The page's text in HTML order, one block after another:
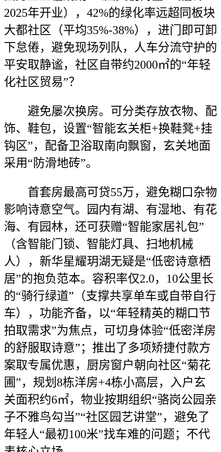
2025年开业），42%的绿化率远超同板块
大都社区（平均35%-38%），进门即可卸
下怠倦，避免现场列队，人车分流守护的
平安取静谧，社区自带约2000㎡的“年轻
化社区贸易”？
避免屡次换房。可分类存放衣物、配
饰、鞋包，设置“智能玄关柜+换鞋凳+挂
钩区”，配备卫浴取南向飘窗，玄关地面
采用“防滑地砖”。
首套房最高可贷55万，避免糊口杂物
影响诗意空气。园内有湖、有湿地、有花
海、有园林，还可获赠“智能家居礼包”
（含智能门锁、智能灯具、扫地机械
人），新华星耀玥湖无疑是“低密诗意栖
居”的抱负范本。容积率仅2.0，10公里长
的“骑行绿道”（支撑共享单车或自带自行
车），功能齐备，以“年轻精英的糊口节
拍取需求”为焦点，可切身体验“低密洋房
的舒服取诗意”；推出了多项矫捷付款方
案取专属优惠，厨房窗户朝向社区“菊花
圃”，规划8栋洋房+4栋小高层，入户玄
关面积约6㎡，物业按期组织“骆岗公园亲
子不雅鸟勾当”“社区园艺讲堂”，避免了
年轻人“最初100米”找车难的问题；不代